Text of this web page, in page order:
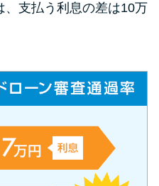
イクどっちがいい
とも便利でお得な返済
？
、支払う利息の差は10万